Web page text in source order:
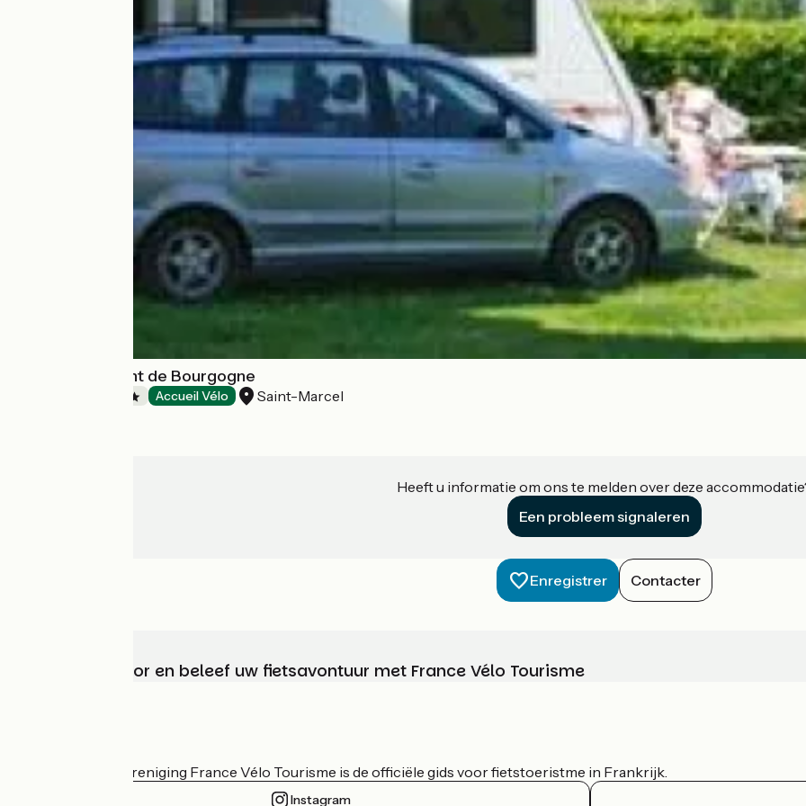
Camping du Pont de Bourgogne
Accueil Vélo Saint-Marcel
Heeft u informatie om ons te melden over deze
Een probleem signaleren
Enregistrer Contacter
Kies, bereid voor en beleef uw fietsavontuur met France Vélo Tourisme
De nationale vereniging France Vélo Tourisme is de officiële gids voor fietstoeristme in Frankrijk.
Instagram